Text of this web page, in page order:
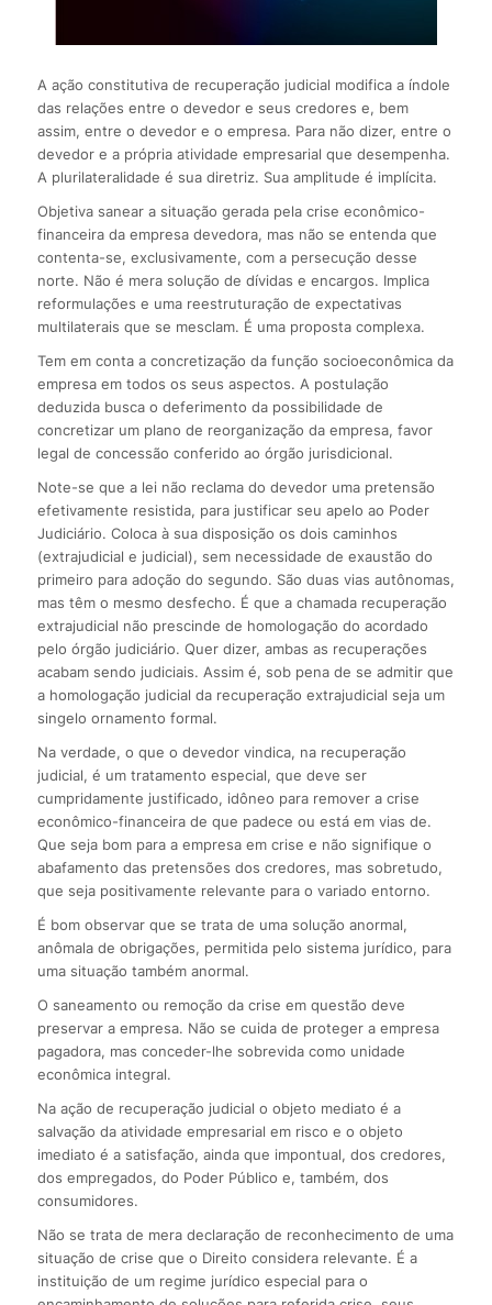
A ação constitutiva de recuperação judicial modifica a índole
das relações entre o devedor e seus credores e, bem
assim, entre o devedor e o empresa. Para não dizer, entre o
devedor e a própria atividade empresarial que desempenha.
A plurilateralidade é sua diretriz. Sua amplitude é implícita.
Objetiva sanear a situação gerada pela crise econômico-
financeira da empresa devedora, mas não se entenda que
contenta-se, exclusivamente, com a persecução desse
norte. Não é mera solução de dívidas e encargos. Implica
reformulações e uma reestruturação de expectativas
multilaterais que se mesclam. É uma proposta complexa.
Tem em conta a concretização da função socioeconômica da
empresa em todos os seus aspectos. A postulação
deduzida busca o deferimento da possibilidade de
concretizar um plano de reorganização da empresa, favor
legal de concessão conferido ao órgão jurisdicional.
Note-se que a lei não reclama do devedor uma pretensão
efetivamente resistida, para justificar seu apelo ao Poder
Judiciário. Coloca à sua disposição os dois caminhos
(extrajudicial e judicial), sem necessidade de exaustão do
primeiro para adoção do segundo. São duas vias autônomas,
mas têm o mesmo desfecho. É que a chamada recuperação
extrajudicial não prescinde de homologação do acordado
pelo órgão judiciário. Quer dizer, ambas as recuperações
acabam sendo judiciais. Assim é, sob pena de se admitir que
a homologação judicial da recuperação extrajudicial seja um
singelo ornamento formal.
Na verdade, o que o devedor vindica, na recuperação
judicial, é um tratamento especial, que deve ser
cumpridamente justificado, idôneo para remover a crise
econômico-financeira de que padece ou está em vias de.
Que seja bom para a empresa em crise e não signifique o
abafamento das pretensões dos credores, mas sobretudo,
que seja positivamente relevante para o variado entorno.
É bom observar que se trata de uma solução anormal,
anômala de obrigações, permitida pelo sistema jurídico, para
uma situação também anormal.
O saneamento ou remoção da crise em questão deve
preservar a empresa. Não se cuida de proteger a empresa
pagadora, mas conceder-lhe sobrevida como unidade
econômica integral.
Na ação de recuperação judicial o objeto mediato é a
salvação da atividade empresarial em risco e o objeto
imediato é a satisfação, ainda que impontual, dos credores,
dos empregados, do Poder Público e, também, dos
consumidores.
Não se trata de mera declaração de reconhecimento de uma
situação de crise que o Direito considera relevante. É a
instituição de um regime jurídico especial para o